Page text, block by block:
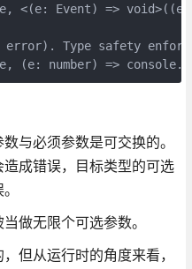
<(e: Event) =>
Type safety
与必须参数是可交换的。
成错误，目标类型的可选
做无限个可选参数。
但从运行时的角度来看，